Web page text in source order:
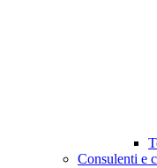
Consulenti e